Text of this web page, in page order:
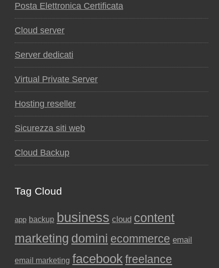
Posta Elettronica Certificata
Cloud server
Server dedicati
Virtual Private Server
Hosting reseller
Sicurezza siti web
Cloud Backup
Tag Cloud
app backup business cloud content
marketing domini ecommerce email
email marketing facebookfreelance